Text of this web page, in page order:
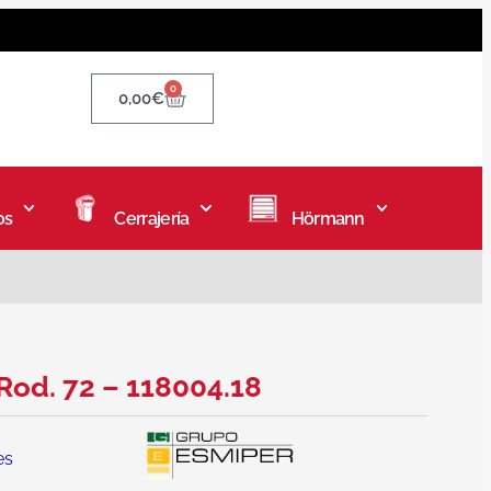
0,00€ 0
Cerrajería Hörmann
72 – 118004.18